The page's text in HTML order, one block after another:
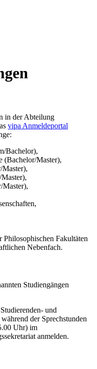
in der Abteilung
vipa Anmeldeportal
Bachelor),
(Bachelor/Master),
Master),
Fakultäten
Nebenfach.
Studiengängen
und
der Sprechstunden
Uhr) im
anmelden.